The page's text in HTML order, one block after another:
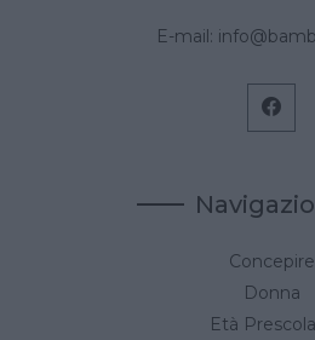
E-mail:
Concepire
Donna
Età